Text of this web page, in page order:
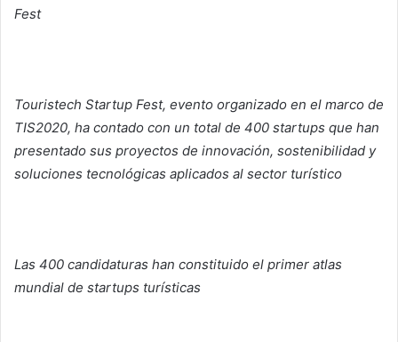
Fest
Touristech Startup Fest, evento organizado en el marco de
TIS2020, ha contado con un total de 400 startups que han
presentado sus proyectos de innovación, sostenibilidad y
soluciones tecnológicas aplicados al sector turístico
Las 400 candidaturas han constituido el primer atlas
mundial de startups turísticas